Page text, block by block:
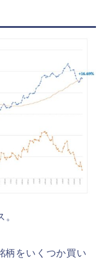
柄をいくつか買い